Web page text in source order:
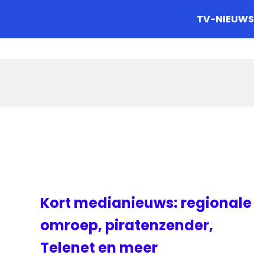
TV-NIEUWS
Kort medianieuws: regionale
omroep, piratenzender,
Telenet en meer